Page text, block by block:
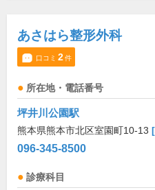
あさはら整形外科
口コミ 2件
所在地・電話番号
坪井川公園駅
熊本県熊本市北区室園町10-13
096-345-8500
診療科目